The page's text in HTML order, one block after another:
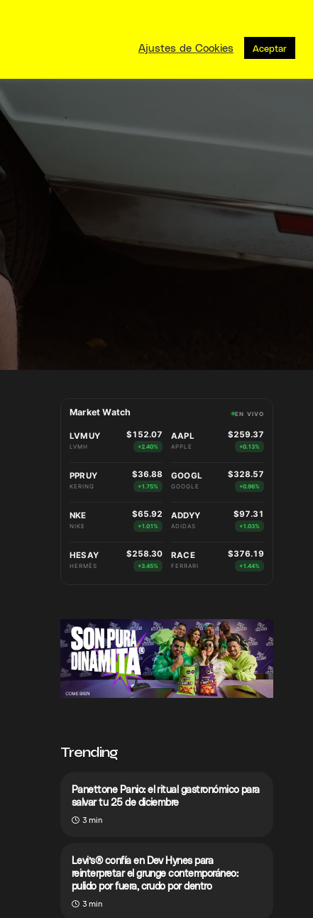
Market Watch EN VIVO
LVMUY
LVMH
$152.07
+2.40%
AAPL
APPLE
$259.37
+0.13%
PPRUY
KERING
$36.88
+1.75%
GOOGL
GOOGLE
$328.57
+0.96%
NKE
NIKE
$65.92
+1.01%
ADDYY
ADIDAS
$97.31
+1.03%
HESAY
HERMÈS
$258.30
+3.45%
RACE
FERRARI
$376.19
+1.44%
Trending
Panettone Panio: el ritual gastronómico para
salvar tu 25 de diciembre
3 min
Levi’s® confía en Dev Hynes para
reinterpretar el grunge contemporáneo:
pulido por fuera, crudo por dentro
3 min
Ajustes de Cookies Aceptar